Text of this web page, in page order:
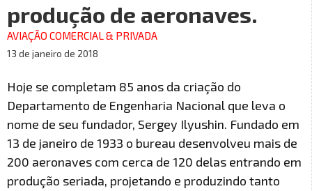
produção de aeronaves.
AVIAÇÃO COMERCIAL & PRIVADA
13 de janeiro de 2018
Hoje se completam 85 anos da criação do
Departamento de Engenharia Nacional que leva o
nome de seu fundador, Sergey Ilyushin. Fundado em
13 de janeiro de 1933 o bureau desenvolveu mais de
200 aeronaves com cerca de 120 delas entrando em
produção seriada, projetando e produzindo tanto